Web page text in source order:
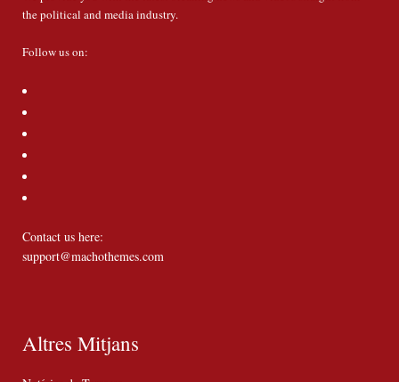
the political and media industry.
Follow us on:
Contact us here:
support@machothemes.com
Altres Mitjans